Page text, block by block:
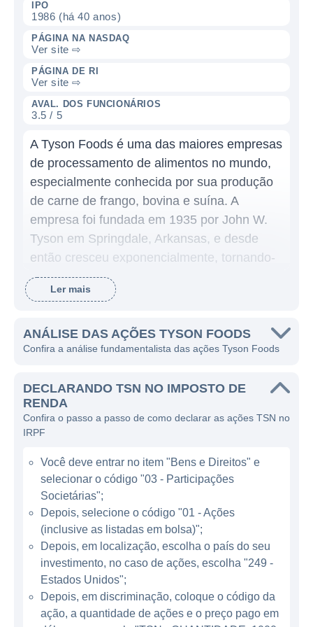
IPO
1986 (há 40 anos)
PÁGINA NA NASDAQ
Ver site ⇨
PÁGINA DE RI
Ver site ⇨
AVAL. DOS FUNCIONÁRIOS
3.5 / 5
A Tyson Foods é uma das maiores empresas
de processamento de alimentos no mundo,
especialmente conhecida por sua produção
de carne de frango, bovina e suína. A
empresa foi fundada em 1935 por John W.
Tyson em Springdale, Arkansas, e desde
então cresceu exponencialmente, tornando-
se uma das líderes globais no setor de
alimentos. O objetivo da Tyson Foods é
consumidores em todo o mundo, mantendo
práticas sustentáveis e eficientes em suas
A empresa atua principalmente no setor de
alimentos e bebidas, sendo uma das
principais fornecedoras de carnes e produtos
à base de carne. Tyson Foods gera receita
através da venda de produtos alimentícios,
que incluem não apenas carnes in natura,
mas também produtos processados, como
salsichas, nuggets, carnes temperadas e
outras opções prontas para consumo. Sua
abrangência no mercado a posiciona como
uma escolha popular tanto para
consumidores quanto para grandes redes de
Ler mais
ANÁLISE DAS AÇÕES TYSON FOODS
Confira a análise fundamentalista das ações Tyson Foods
DECLARANDO TSN NO IMPOSTO DE
RENDA
Confira o passo a passo de como declarar as ações TSN no
IRPF
Você deve entrar no item "Bens e Direitos" e
selecionar o código "03 - Participações
Societárias";
Depois, selecione o código "01 - Ações
(inclusive as listadas em bolsa)";
Depois, em localização, escolha o país do seu
investimento, no caso de ações, escolha "249 -
Estados Unidos";
Depois, em discriminação, coloque o código da
ação, a quantidade de ações e o preço pago em